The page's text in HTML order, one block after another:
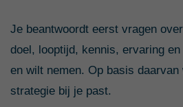
Je beantwoordt eerst vragen
doel, looptijd, kennis, ervaring
en wilt nemen. Op basis
strategie bij je past.